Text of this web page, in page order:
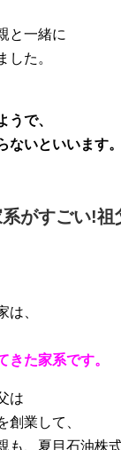
と一緒に
した。
うで、
ないといいます。
がすごい!祖
は、
きた家系です。
は
創業して、
も、夏目石油株